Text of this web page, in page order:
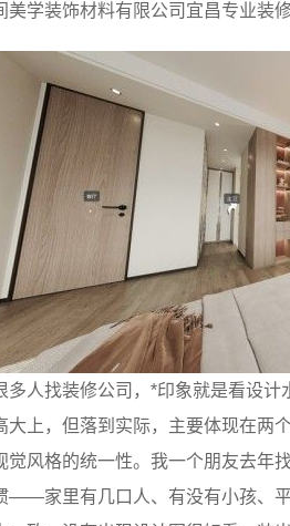
美学装饰材料有限公司宜昌专业装
多人找装修公司，*印象就是看设
大上，但落到实际，主要体现在两
觉风格的统一性。我一个朋友去年
——家里有几口人、有没有小孩、